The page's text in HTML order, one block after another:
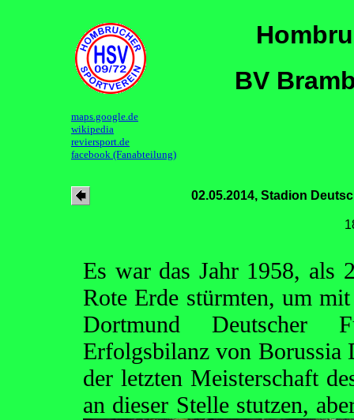
BV
maps.google.de
wikipedia
reviersport.de
facebook (Fanabteilung)
02.05.2014, Stadion
Es war das Jahr 1958, als
Rote Erde stürmten, um
Dortmund Deutscher
Erfolgsbilanz von Borussia
der letzten Meisterschaft
an dieser Stelle stutzen,